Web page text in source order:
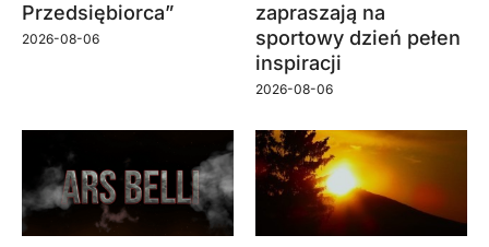
Przedsiębiorca”
2026-08-06
zapraszają na
sportowy dzień pełen
inspiracji
2026-08-06